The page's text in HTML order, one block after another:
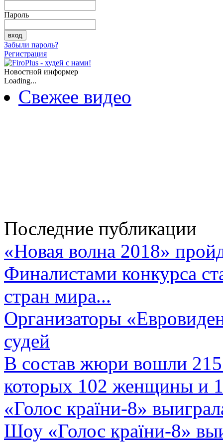
Пароль
Забыли пароль?
Регистрация
Новостной информер
Loading...
Свежее видео
Последние публикации
«Новая волна 2018»
Финалистами конкурса
стран мира...
Организаторы
судей
В состав жюри вошли 215
которых 102 женщины и
«Голос країни-8»
Шоу «Голос країни-8»